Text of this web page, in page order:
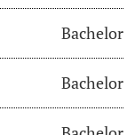
Bachelor
Bachelor